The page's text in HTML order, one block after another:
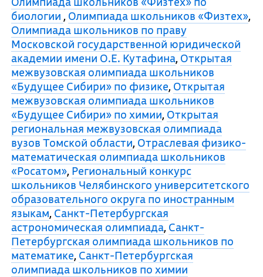
биологии , Олимпиада школьников «Физтех»,
Олимпиада школьников по праву
Московской государственной юридической
академии имени О.Е. Кутафина, Открытая
межвузовская олимпиада школьников
«Будущее Сибири» по физике, Открытая
межвузовская олимпиада школьников
«Будущее Сибири» по химии, Открытая
региональная межвузовская олимпиада
вузов Томской области, Отраслевая физико-
математическая олимпиада школьников
«Росатом», Региональный конкурс
школьников Челябинского университетского
образовательного округа по иностранным
языкам, Санкт-Петербургская
астрономическая олимпиада, Санкт-
Петербургская олимпиада школьников по
математике, Санкт-Петербургская
олимпиада школьников по химии